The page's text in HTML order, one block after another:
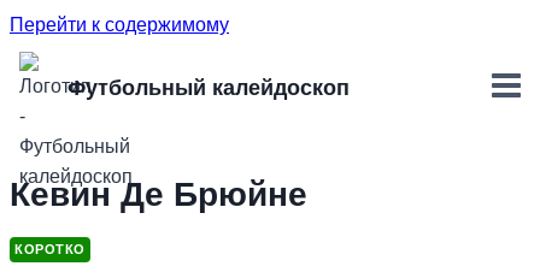
Перейти к содержимому
Футбольный калейдоскоп
Кевин Де Брюйне
КОРОТКО